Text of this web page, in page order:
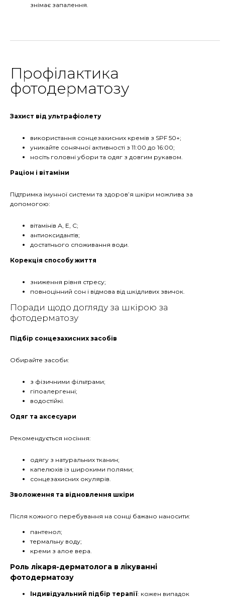
знімає запалення.
Профілактика
фотодерматозу
Захист від ультрафіолету
використання сонцезахисних кремів з SPF 50+;
уникайте сонячної активності з 11:00 до 16:00;
носіть головні убори та одяг з довгим рукавом.
Раціон і вітаміни
Підтримка імунної системи та здоров’я шкіри можлива за
допомогою:
вітамінів А, Е, С;
антиоксидантів;
достатнього споживання води.
Корекція способу життя
зниження рівня стресу;
повноцінний сон і відмова від шкідливих звичок.
Поради щодо догляду за шкірою за
фотодерматозу
Підбір сонцезахисних засобів
Обирайте засоби:
з фізичними фільтрами;
гіпоалергенні;
водостійкі.
Одяг та аксесуари
Рекомендується носіння:
одягу з натуральних тканин;
капелюхів із широкими полями;
сонцезахисних окулярів.
Зволоження та відновлення шкіри
Після кожного перебування на сонці бажано наносити:
пантенол;
термальну воду;
креми з алое вера.
Роль лікаря-дерматолога в лікуванні
фотодерматозу
Індивідуальний підбір терапії: кожен випадок